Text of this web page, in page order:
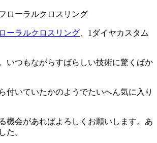
ーラルクロスリング 、1ダイヤカスタム
いつもながらすばらしい技術に驚くばか
付いていたかのようでたいへん気に入り
機会があればよろしくお願いします。あ
た。